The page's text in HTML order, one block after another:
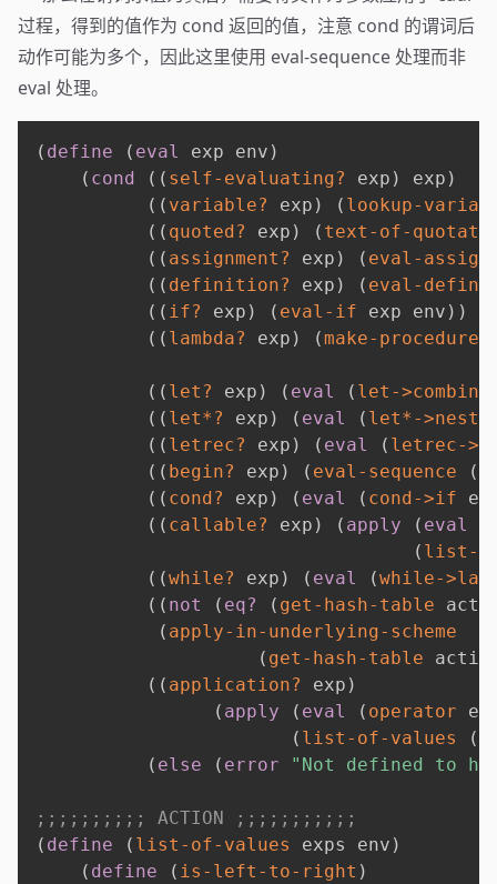
过程，得到的值作为 cond 返回的值，注意 cond 的谓词后
动作可能为多个，因此这里使用 eval-sequence 处理而非
eval 处理。
( define ( eval exp env )
( cond ( ( self-evaluating? exp ) exp )
( ( variable? exp ) ( lookup-
( ( quoted? exp ) ( text-of-
( ( assignment? exp ) ( eval-
( ( definition? exp ) ( eval-
( ( if? exp ) ( eval-if exp env ) )
( ( lambda? exp ) (make-procedure
( ( let? exp ) ( eval ( let-
( ( let*? exp ) ( eval ( let*-
( ( letrec? exp ) ( eval ( letrec-
( ( begin? exp ) ( eval-sequence (
( ( cond? exp ) ( eval ( cond->if
( ( callable? exp ) ( apply ( eval
( list-
( (while? exp ) ( eval (while-
( ( not ( eq? ( get-hash-table
( apply-in-underlying-scheme
( get-hash-table
( ( application? exp )
( apply ( eval ( operator
( list-of-values (
( else ( error "Not defined to
;;;;;;;;;; ACTION ;;;;;;;;;;;
( define ( list-of-values exps env )
( define ( is-left-to-right )